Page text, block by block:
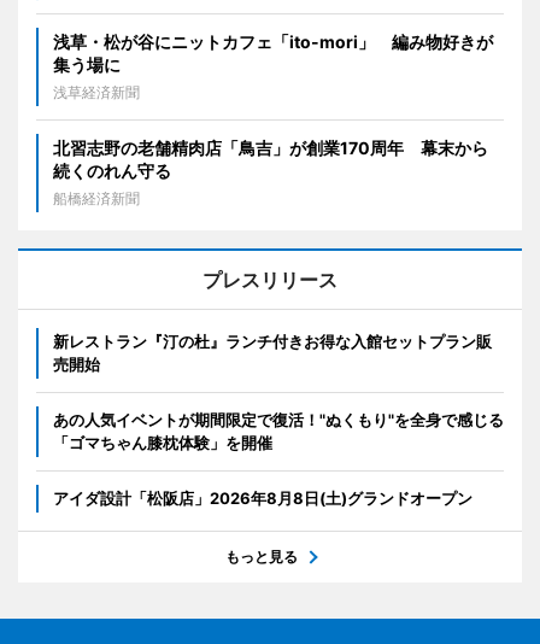
浅草・松が谷にニットカフェ「ito-mori」 編み物好きが
集う場に
浅草経済新聞
北習志野の老舗精肉店「鳥吉」が創業170周年 幕末から
続くのれん守る
船橋経済新聞
プレスリリース
新レストラン『汀の杜』ランチ付きお得な入館セットプラン販
売開始
あの人気イベントが期間限定で復活！"ぬくもり"を全身で感じる
「ゴマちゃん膝枕体験」を開催
アイダ設計「松阪店」2026年8月8日(土)グランドオープン
もっと見る